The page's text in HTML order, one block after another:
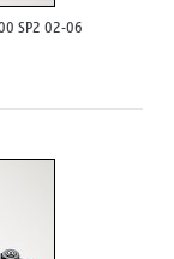
SP2 02-06